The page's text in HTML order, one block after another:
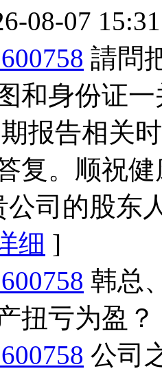
08-07
請問
和身份证
报告相关
复。顺祝
公司的股东
细 ]
韩总
扭亏为盈？
公司